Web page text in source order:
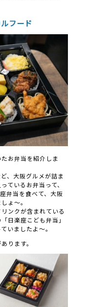
フード
お弁当を紹介しま
、大阪グルメが詰ま
ているお弁当って、
弁当を食べて、大阪
ょ～。
ンクが含まれている
日楽座こども弁当」
いましたよ～。
ります。